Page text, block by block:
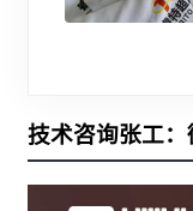
技术咨询张工：